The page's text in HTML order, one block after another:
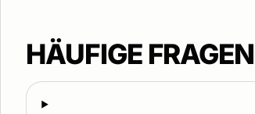
HÄUFIGE FRAGEN